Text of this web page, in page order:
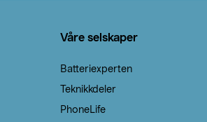
Våre selskaper
Batteriexperten
Teknikkdeler
PhoneLife